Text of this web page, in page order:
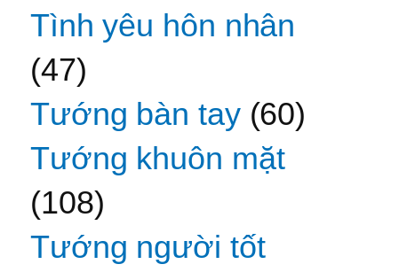
Tình yêu hôn nhân
(47)
Tướng bàn tay(60)
Tướng khuôn mặt
(108)
Tướng người tốt